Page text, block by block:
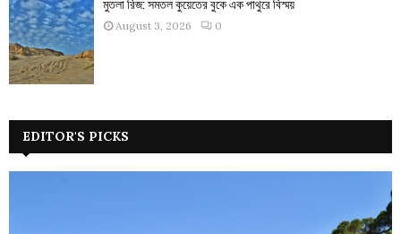
মুতলা রিজ: সমতল কুয়েতের বুকে এক পাথুরে বিস্ময়
August 3, 2026 0
EDITOR'S PICKS